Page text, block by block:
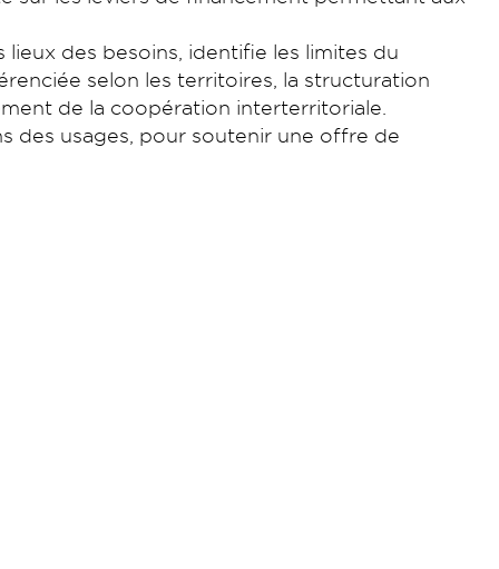
des besoins, identifie les limites du
selon les territoires, la structuration
de la coopération interterritoriale.
des usages, pour soutenir une offre de